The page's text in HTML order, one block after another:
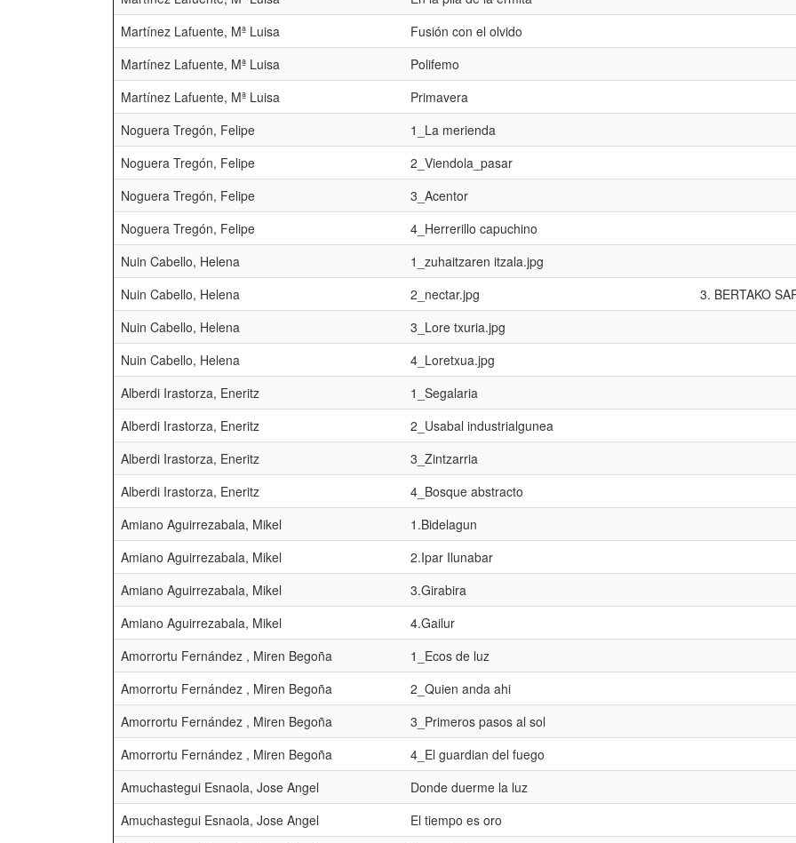
Martínez Lafuente, Mª Luisa
Fusión con el olvido
Martínez Lafuente, Mª Luisa
Polifemo
Martínez Lafuente, Mª Luisa
Primavera
Noguera Tregón, Felipe
1_La merienda
Noguera Tregón, Felipe
2_Viendola_pasar
Noguera Tregón, Felipe
3_Acentor
Noguera Tregón, Felipe
4_Herrerillo capuchino
Nuin Cabello, Helena
1_zuhaitzaren itzala.jpg
Nuin Cabello, Helena
2_nectar.jpg
3. BERTAKO
Nuin Cabello, Helena
3_Lore txuria.jpg
Nuin Cabello, Helena
4_Loretxua.jpg
Alberdi Irastorza, Eneritz
1_Segalaria
Alberdi Irastorza, Eneritz
2_Usabal industrialgunea
Alberdi Irastorza, Eneritz
3_Zintzarria
Alberdi Irastorza, Eneritz
4_Bosque abstracto
Amiano Aguirrezabala, Mikel
1.Bidelagun
Amiano Aguirrezabala, Mikel
2.Ipar Ilunabar
Amiano Aguirrezabala, Mikel
3.Girabira
Amiano Aguirrezabala, Mikel
4.Gailur
Amorrortu Fernández , Miren Begoña
1_Ecos de luz
Amorrortu Fernández , Miren Begoña
2_Quien anda ahi
Amorrortu Fernández , Miren Begoña
3_Primeros pasos al sol
Amorrortu Fernández , Miren Begoña
4_El guardian del fuego
Amuchastegui Esnaola, Jose Angel
Donde duerme la luz
Amuchastegui Esnaola, Jose Angel
El tiempo es oro